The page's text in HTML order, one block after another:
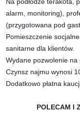
alarm, monitoring),
(przygotowana pod
Pomieszczenie
sanitarne dla klientów.
Wydane pozwolenie na
Czynsz najmu wynosi
Dodatkowo płatna
POLECAM I